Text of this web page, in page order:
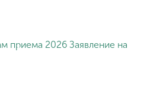
приема 2026 Заявление на